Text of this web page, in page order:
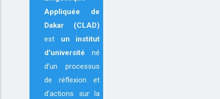
Appliquée de
Dakar (CLAD)
est un institut
d'université né
d'un processus
de réflexion et
d'actions sur la